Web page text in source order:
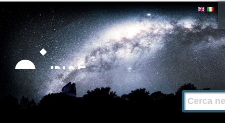
Strumenti
personali
Salta
contenuti.
|
Salta
alla
navigazione
Cerca nel
Ricerca
avanzata…